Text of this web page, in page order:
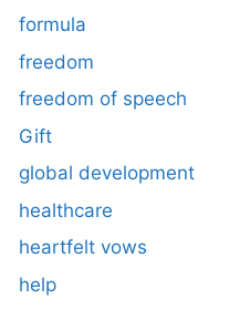
formula
freedom
freedom of speech
Gift
global development
healthcare
heartfelt vows
help